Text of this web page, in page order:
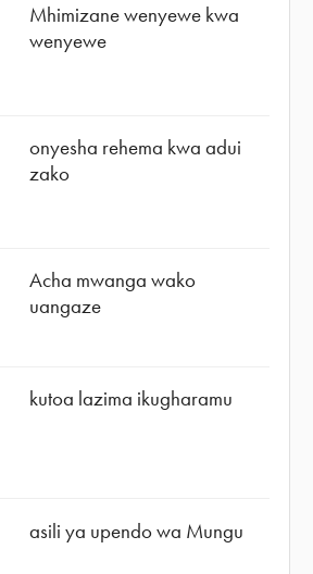
Mhimizane wenyewe kwa
wenyewe
onyesha rehema kwa adui
zako
Acha mwanga wako
uangaze
kutoa lazima ikugharamu
asili ya upendo wa Mungu